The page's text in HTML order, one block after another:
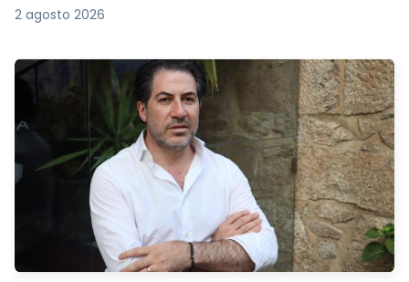
2 agosto 2026